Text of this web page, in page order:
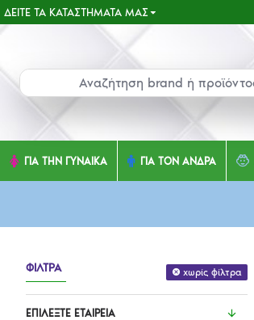
ΔΕΊΤΕ ΤΑ ΚΑΤΑΣΤΉΜΑΤΑ ΜΑΣ
ΓΙΑ ΤΗΝ ΓΥΝΑΙΚΑ ΓΙΑ ΤΟΝ ΑΝΔΡΑ
ΦΊΛΤΡΑ χωρίς φίλτρα
ΕΠΙΛΈΞΤΕ ΕΤΑΙΡΕΊΑ